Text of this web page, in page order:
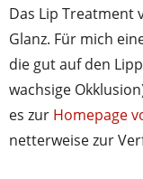
Das Lip Treatment
Glanz. Für mich
die gut auf den
wachsige
es zur Homepage
netterweise zur